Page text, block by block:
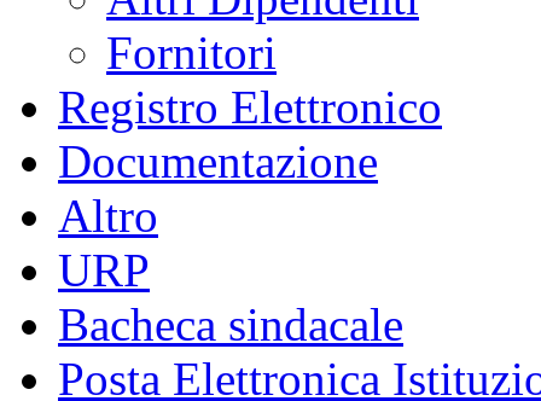
Fornitori
Registro Elettronico
Documentazione
Altro
URP
Bacheca sindacale
Posta Elettronica